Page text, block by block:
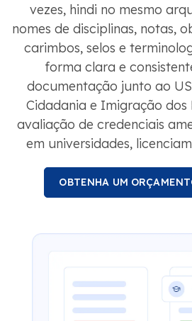
vezes, hindi no mesmo
nomes de disciplinas, notas,
carimbos, selos e
forma clara e
documentação junto ao
Cidadania e Imigração dos
avaliação de credenciais
em universidades,
OBTENHA UM